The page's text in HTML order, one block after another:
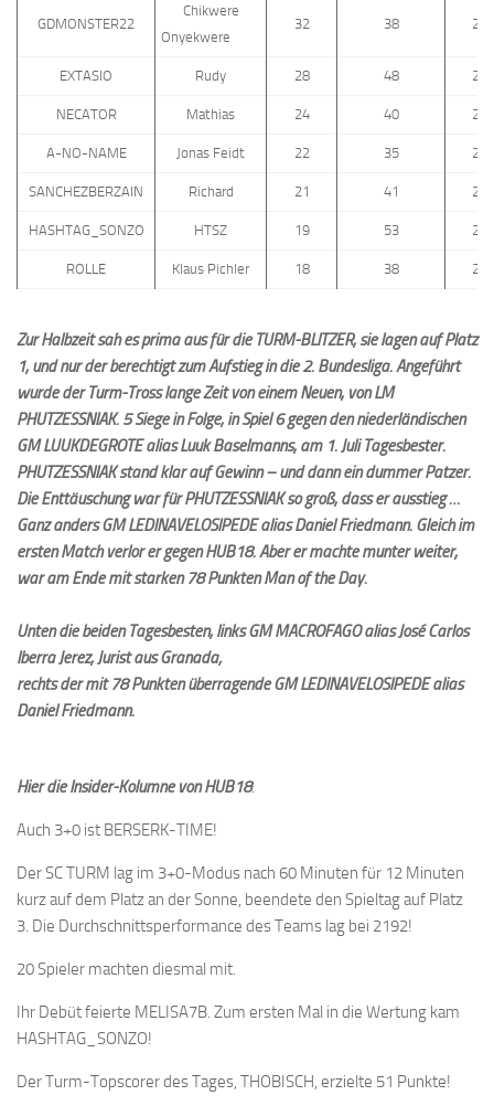
GDMONSTER22
Chikwere
Onyekwere
32 38
EXTASIO Rudy 28 48
NECATOR Mathias 24 40
A-NO-NAME Jonas Feidt 22 35
SANCHEZBERZAIN Richard 21 41
HASHTAG_SONZO HTSZ 19 53
ROLLE Klaus Pichler 18 38
Zur Halbzeit sah es prima aus für die TURM-BLITZER, sie lagen auf Platz
1, und nur der berechtigt zum Aufstieg in die 2. Bundesliga. Angeführt
wurde der Turm-Tross lange Zeit von einem Neuen, von LM
PHUTZESSNIAK. 5 Siege in Folge, in Spiel 6 gegen den niederländischen
GM LUUKDEGROTE alias Luuk Baselmanns, am 1. Juli Tagesbester.
PHUTZESSNIAK stand klar auf Gewinn – und dann ein dummer Patzer.
Die Enttäuschung war für PHUTZESSNIAK so groß, dass er ausstieg …
Ganz anders GM LEDINAVELOSIPEDE alias Daniel Friedmann. Gleich im
ersten Match verlor er gegen HUB18. Aber er machte munter weiter,
war am Ende mit starken 78 Punkten Man of the Day.
Unten die beiden Tagesbesten, links GM MACROFAGO alias José Carlos
Iberra Jerez, Jurist aus Granada;
rechts der mit 78 Punkten überragende GM LEDINAVELOSIPEDE alias
Daniel Friedmann.
Hier die Insider-Kolumne von HUB18:
Auch 3+0 ist BERSERK-TIME!
Der SC TURM lag im 3+0-Modus nach 60 Minuten für 12 Minuten
kurz auf dem Platz an der Sonne, beendete den Spieltag auf Platz
3. Die Durchschnittsperformance des Teams lag bei 2192!
20 Spieler machten diesmal mit.
Ihr Debüt feierte MELISA7B. Zum ersten Mal in die Wertung kam
HASHTAG_SONZO!
Der Turm-Topscorer des Tages, THOBISCH, erzielte 51 Punkte!